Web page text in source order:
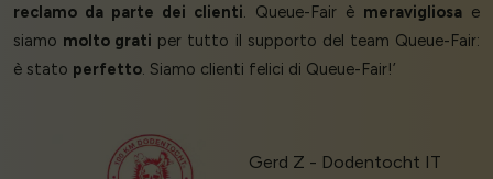
reclamo da parte dei clienti. Queue-Fair è meravigliosa e
siamo molto grati per tutto il supporto del team Queue-Fair:
è stato perfetto. Siamo clienti felici di Queue-Fair!’
Gerd Z - Dodentocht IT